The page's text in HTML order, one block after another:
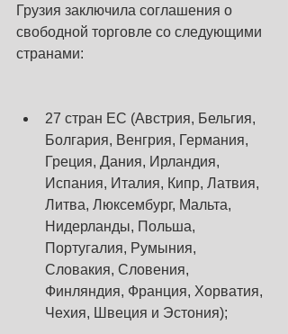
Грузия заключила соглашения о
свободной торговле со следующими
странами:
27 стран ЕС (Австрия, Бельгия,
Болгария, Венгрия, Германия,
Греция, Дания, Ирландия,
Испания, Италия, Кипр, Латвия,
Литва, Люксембург, Мальта,
Нидерланды, Польша,
Португалия, Румыния,
Словакия, Словения,
Финляндия, Франция, Хорватия,
Чехия, Швеция и Эстония);